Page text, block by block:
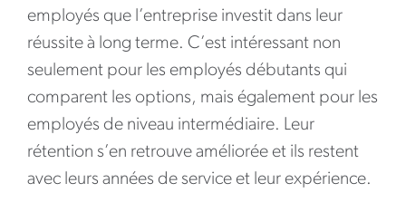
employés que l’entreprise investit dans leur
réussite à long terme. C’est intéressant non
seulement pour les employés débutants qui
comparent les options, mais également pour les
employés de niveau intermédiaire. Leur
rétention s’en retrouve améliorée et ils restent
avec leurs années de service et leur expérience.